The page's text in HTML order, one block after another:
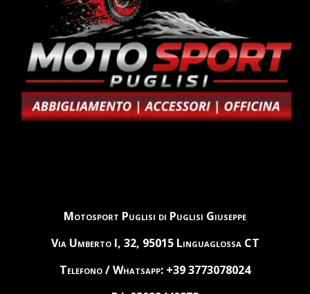
Motosport Puglisi di Puglisi Giuseppe
Via Umberto I, 32, 95015 Linguaglossa CT
Telefono / Whatsapp: +39 3773078024